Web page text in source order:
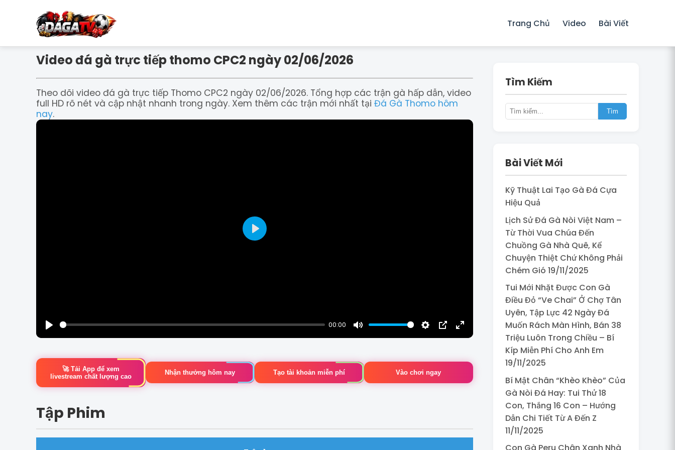
Trang Chủ Video Bài Viết
Video đá gà trực tiếp thomo CPC2 ngày 02/06/2026
Theo dõi video đá gà trực tiếp Thomo CPC2 ngày 02/06/2026. Tổng hợp các trận gà hấp dẫn, video
full HD rõ nét và cập nhật nhanh trong ngày. Xem thêm các trận mới nhất tại Đá Gà Thomo hôm
nay.
Play
00:00
Mute Settings
PIP Enter
Play
🚀 Tải App để xem
livestream chất lượng cao
Nhận thưởng hôm nay Tạo tài khoản miễn phí Vào chơi ngay
Tập Phim
Tìm Kiếm
Tìm
Bài Viết Mới
Kỹ Thuật Lai Tạo Gà Đá Cựa
Hiệu Quả
Lịch Sử Đá Gà Nòi Việt Nam –
Từ Thời Vua Chúa Đến
Chuồng Gà Nhà Quê, Kể
Chuyện Thiệt Chứ Không Phải
Chém Gió 19/11/2025
Tui Mới Nhặt Được Con Gà
Điều Đỏ “Ve Chai” Ở Chợ Tân
Uyên, Tập Lực 42 Ngày Đá
Muốn Rách Màn Hình, Bán 38
Triệu Luôn Trong Chiều – Bí
Kíp Miễn Phí Cho Anh Em
19/11/2025
Bí Mật Chân “Khèo Khèo” Của
Gà Nòi Đá Hay: Tui Thử 18
Con, Thắng 16 Con – Hướng
Dẫn Chi Tiết Từ A Đến Z
11/11/2025